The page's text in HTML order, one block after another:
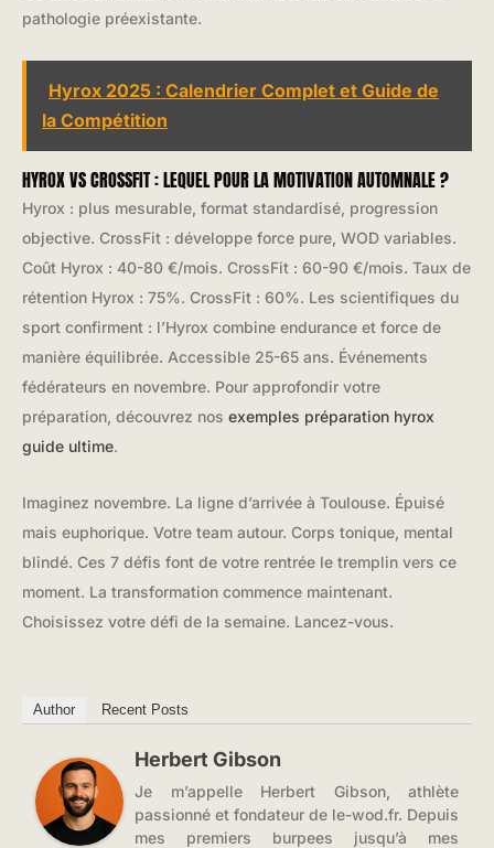
pathologie préexistante.
Hyrox 2025 : Calendrier Complet et Guide de
la Compétition
HYROX VS CROSSFIT : LEQUEL POUR LA MOTIVATION AUTOMNALE ?
Hyrox : plus mesurable, format standardisé, progression
objective. CrossFit : développe force pure, WOD variables.
Coût Hyrox : 40-80 €/mois. CrossFit : 60-90 €/mois. Taux de
rétention Hyrox : 75%. CrossFit : 60%. Les scientifiques du
sport confirment : l’Hyrox combine endurance et force de
manière équilibrée. Accessible 25-65 ans. Événements
fédérateurs en novembre. Pour approfondir votre
préparation, découvrez nos exemples préparation hyrox
guide ultime.
Imaginez novembre. La ligne d’arrivée à Toulouse. Épuisé
mais euphorique. Votre team autour. Corps tonique, mental
blindé. Ces 7 défis font de votre rentrée le tremplin vers ce
moment. La transformation commence maintenant.
Choisissez votre défi de la semaine. Lancez-vous.
Author Recent Posts
Herbert Gibson
Je m’appelle Herbert Gibson, athlète
passionné et fondateur de le-wod.fr. Depuis
mes premiers burpees jusqu’à mes